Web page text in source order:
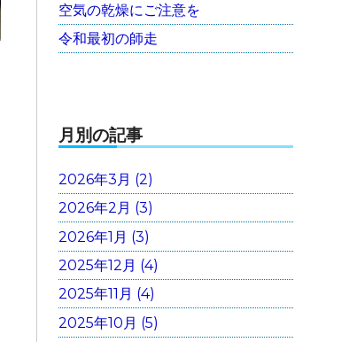
空気の乾燥にご注意を
令和最初の師走
月別の記事
2026年3月 (2)
2026年2月 (3)
2026年1月 (3)
2025年12月 (4)
2025年11月 (4)
2025年10月 (5)